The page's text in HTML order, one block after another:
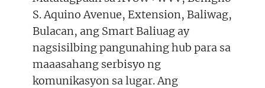
S. Aquino Avenue, Extension, Baliwag,
Bulacan, ang Smart Baliuag ay
nagsisilbing pangunahing hub para sa
maaasahang serbisyo ng
komunikasyon sa lugar. Ang